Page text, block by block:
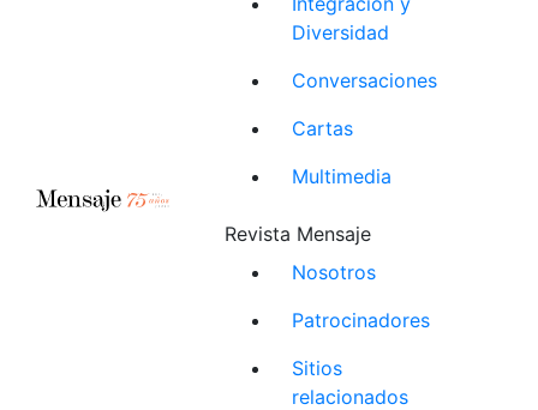
Diversidad
Conversaciones
Cartas
Multimedia
Revista Mensaje
Nosotros
Patrocinadores
Sitios
relacionados